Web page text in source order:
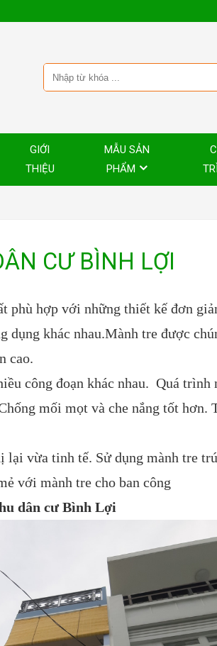
GIỚI
THIỆU
MẪU SẢN
PHẨM
CƯ BÌNH LỢI
phù hợp với những thiết kế đơn
dụng khác nhau.Mành tre được
cao.
công đoạn khác nhau. Quá trình
mối mọt và che nắng tốt hơn.
lại vừa tinh tế. Sử dụng mành tre
với mành tre cho ban công
dân cư Bình Lợi